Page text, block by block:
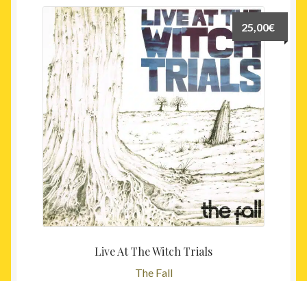
Live At The Witch Trials
The Fall
25,00€